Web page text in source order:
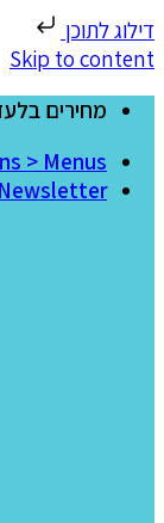
דילוג לתוכן
Skip to content
מחירים
> Menus
Newsletter